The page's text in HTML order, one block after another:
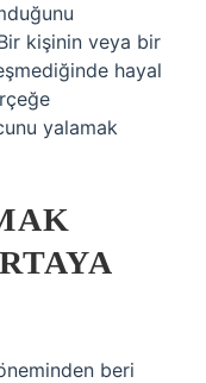
kişinin veya bir
hayal
yalamak
beri